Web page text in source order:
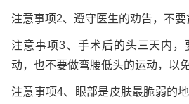
注意事项2、遵守医生的劝告，不要
注意事项3、手术后的头三天内
动，也不要做弯腰低头的运动，以
注意事项4、眼部是皮肤最脆弱的